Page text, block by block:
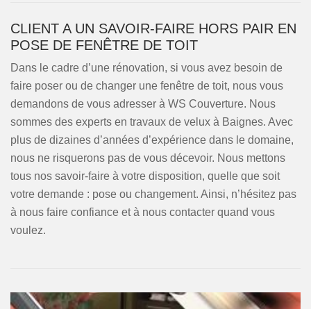
CLIENT A UN SAVOIR-FAIRE HORS PAIR EN
POSE DE FENÊTRE DE TOIT
Dans le cadre d’une rénovation, si vous avez besoin de
faire poser ou de changer une fenêtre de toit, nous vous
demandons de vous adresser à WS Couverture. Nous
sommes des experts en travaux de velux à Baignes. Avec
plus de dizaines d’années d’expérience dans le domaine,
nous ne risquerons pas de vous décevoir. Nous mettons
tous nos savoir-faire à votre disposition, quelle que soit
votre demande : pose ou changement. Ainsi, n’hésitez pas
à nous faire confiance et à nous contacter quand vous
voulez.